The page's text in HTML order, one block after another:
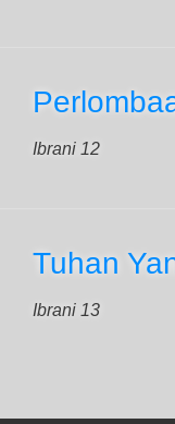
Ibrani 12
Tuhan
Ibrani 13